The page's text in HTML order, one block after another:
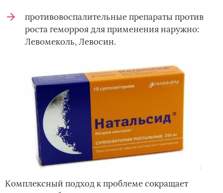
противовоспалительные препараты против
роста геморроя для применения наружно:
Левомеколь, Левосин.
Комплексный подход к проблеме сокращает